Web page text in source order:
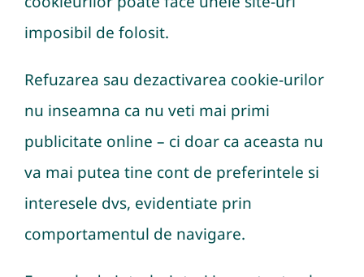
imposibil de folosit.
Refuzarea sau dezactivarea cookie-urilor
nu inseamna ca nu veti mai primi
publicitate online – ci doar ca aceasta nu
va mai putea tine cont de preferintele si
interesele dvs, evidentiate prin
comportamentul de navigare.